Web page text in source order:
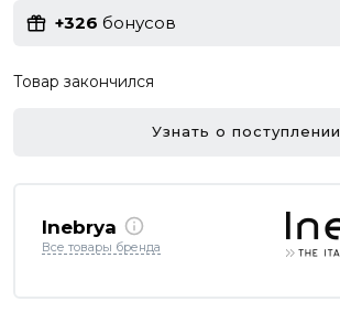
+326 бонусов
Товар закончился
Узнать о поступлении
Inebrya
Все товары бренда